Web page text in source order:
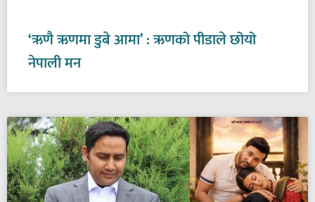
‘ऋणै ऋणमा डुबे आमा’ : ऋणको पीडाले छोयो
नेपाली मन